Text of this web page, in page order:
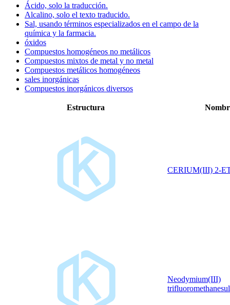
Ácido, solo la traducción.
Alcalino, solo el texto traducido.
Sal, usando términos especializados en el campo de la
química y la farmacia.
óxidos
Compuestos homogéneos no metálicos
Compuestos mixtos de metal y no metal
Compuestos metálicos homogéneos
sales inorgánicas
Compuestos inorgánicos diversos
Estructura
CERIUM(III) 2-
Neodymium(III)